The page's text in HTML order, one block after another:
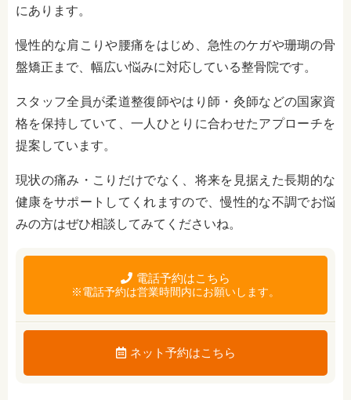
にあります。
慢性的な肩こりや腰痛をはじめ、急性のケガや珊瑚の骨
盤矯正まで、幅広い悩みに対応している整骨院です。
スタッフ全員が柔道整復師やはり師・灸師などの国家資
格を保持していて、一人ひとりに合わせたアプローチを
提案しています。
現状の痛み・こりだけでなく、将来を見据えた長期的な
健康をサポートしてくれますので、慢性的な不調でお悩
みの方はぜひ相談してみてくださいね。
電話予約はこちら
※電話予約は営業時間内にお願いします。
ネット予約はこちら